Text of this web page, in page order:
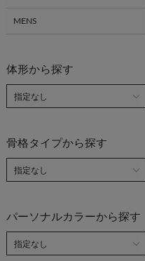
MENS
体形から探す
骨格タイプから探す
パーソナルカラーから探す